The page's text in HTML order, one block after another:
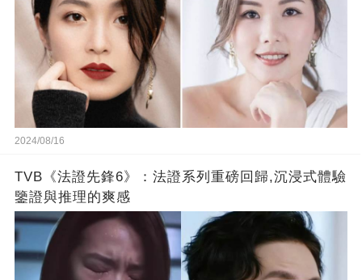
2024/08/16
TVB《法證先鋒6》：法證系列重磅回歸,沉浸式體驗
鑒證與推理的爽感